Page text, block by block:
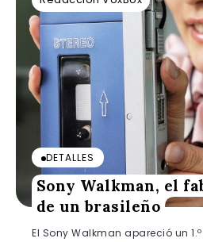
DETALLES
Sony Walkman, el
de un brasileño
El Sony Walkman apareció un